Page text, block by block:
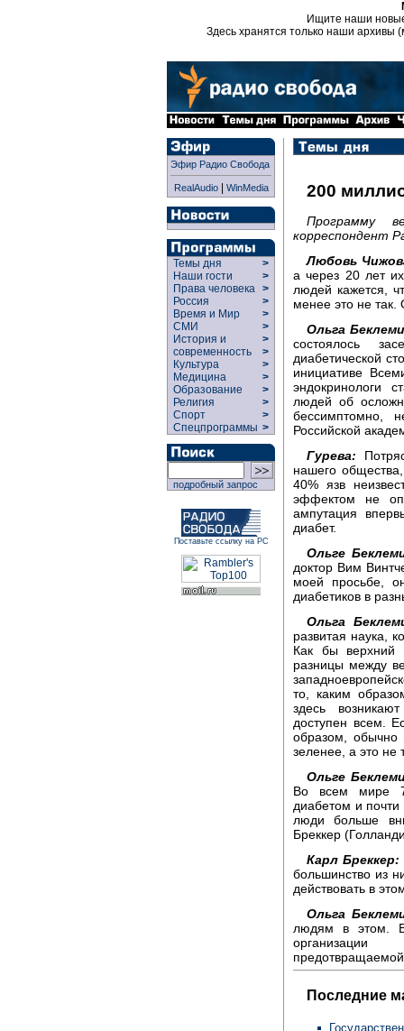
Ищите наши
Здесь хранятся только наши архивы
Эфир Радио Свобода
RealAudio| WinMedia
Темы дня
>
Наши гости
>
Права человека >
Россия
>
Время и Мир
>
СМИ
>
История и
современность
>
>
Культура
>
Медицина
>
Образование
>
Религия
>
Спорт
>
Спецпрограммы >
подробный запрос
Поставьте ссылку на РС
200
Программу
корреспондент
Любовь
а через 20 лет
людей кажется,
менее это не
Ольга
состоялось
диабетической
инициативе
эндокринологи
людей об
бессимптомно,
Российской
Гурева:
нашего
40% язв
эффектом не
ампутация
диабет.
Ольге
доктор Вим
моей просьбе,
диабетиков в
Ольга
развитая наука,
Как бы верхний
разницы между
то, каким
здесь
доступен всем.
образом, обычно
зеленее, а это не
Ольге
Во всем мире
диабетом и
люди больше
Бреккер
Карл Бреккер:
большинство из
действовать в
Ольга
людям в этом.
организации
Последние